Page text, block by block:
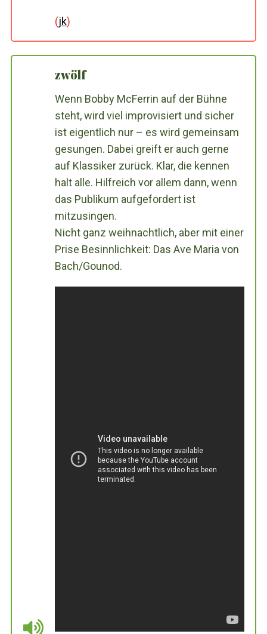
(jk)
zwölf
Wenn Bobby McFerrin auf der Bühne
steht, wird viel improvisiert und sicher
ist eigentlich nur – es wird gemeinsam
gesungen. Dabei greift er auch gerne
auf Klassiker zurück. Klar, die kennen
halt alle. Hilfreich vor allem dann, wenn
das Publikum aufgefordert ist
mitzusingen.
Nicht ganz weihnachtlich, aber mit einer
Prise Besinnlichkeit: Das Ave Maria von
Bach/Gounod.